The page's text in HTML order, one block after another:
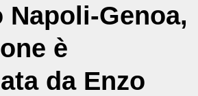
Napoli-Genoa,
è
da Enzo